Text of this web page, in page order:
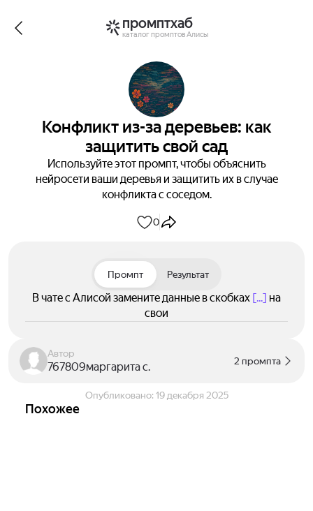
промптхаб
каталог промптов Алисы
Конфликт из-за деревьев: как
защитить свой сад
Используйте этот промпт, чтобы объяснить
нейросети ваши деревья и защитить их в случае
конфликта с соседом.
0
Промпт Результат
В чате с Алисой замените данные в скобках [...] на
свои
Автор
767809маргарита с. 2 промпта
Опубликовано: 19 декабря 2025
Похожее